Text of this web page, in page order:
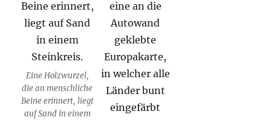
Eine Holzwurzel,
die an menschliche
Beine erinnert, liegt
auf Sand in einem